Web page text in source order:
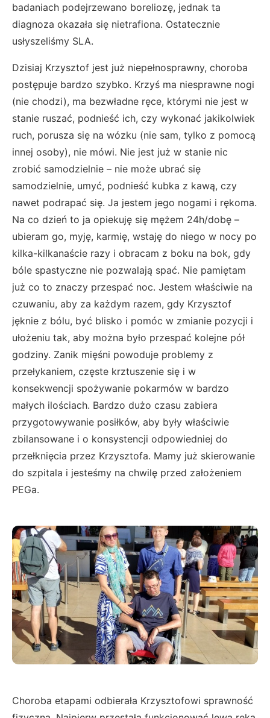
badaniach podejrzewano boreliozę, jednak ta
diagnoza okazała się nietrafiona. Ostatecznie
usłyszeliśmy SLA.
Dzisiaj Krzysztof jest już niepełnosprawny, choroba
postępuje bardzo szybko. Krzyś ma niesprawne nogi
(nie chodzi), ma bezwładne ręce, którymi nie jest w
stanie ruszać, podnieść ich, czy wykonać jakikolwiek
ruch, porusza się na wózku (nie sam, tylko z pomocą
innej osoby), nie mówi. Nie jest już w stanie nic
zrobić samodzielnie – nie może ubrać się
samodzielnie, umyć, podnieść kubka z kawą, czy
nawet podrapać się. Ja jestem jego nogami i rękoma.
Na co dzień to ja opiekuję się mężem 24h/dobę –
ubieram go, myję, karmię, wstaję do niego w nocy po
kilka-kilkanaście razy i obracam z boku na bok, gdy
bóle spastyczne nie pozwalają spać. Nie pamiętam
już co to znaczy przespać noc. Jestem właściwie na
czuwaniu, aby za każdym razem, gdy Krzysztof
jęknie z bólu, być blisko i pomóc w zmianie pozycji i
ułożeniu tak, aby można było przespać kolejne pół
godziny. Zanik mięśni powoduje problemy z
przełykaniem, częste krztuszenie się i w
konsekwencji spożywanie pokarmów w bardzo
małych ilościach. Bardzo dużo czasu zabiera
przygotowywanie posiłków, aby były właściwie
zbilansowane i o konsystencji odpowiedniej do
przełknięcia przez Krzysztofa. Mamy już skierowanie
do szpitala i jesteśmy na chwilę przed założeniem
PEGa.
Choroba etapami odbierała Krzysztofowi sprawność